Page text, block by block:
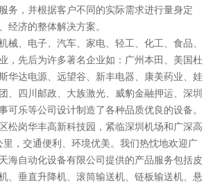
务，并根据客户不同的实际需求进行量身定
经济的整体解决方案。
械、电子、汽车、家电、轻工、化工、食品、
，先后为许多著名企业如：广州本田、美国杜
华达电源、远望谷、新丰电器、康美药业、娃
、四川邮政、大族激光、威豹金融押运、深圳
可乐等公司设计制造了各种品质优良的设备。
松岗华丰高新科技园，紧临深圳机场和广深高
里，交通便利、环境优美。我们热忱地欢迎广
海自动化设备有限公司提供的产品服务包括皮
、垂直升降机、滚筒输送机、链板输送机、悬